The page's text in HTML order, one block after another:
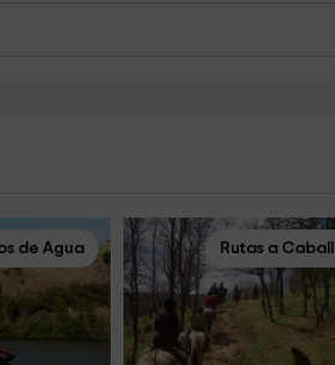
de Agua Rutas a